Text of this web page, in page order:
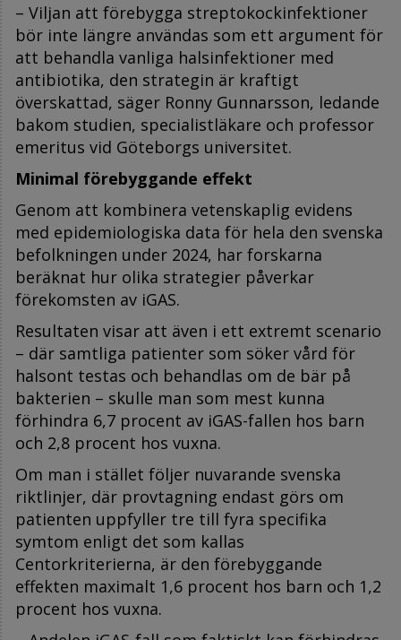
– Viljan att förebygga streptokockinfektioner
bör inte längre användas som ett argument för
att behandla vanliga halsinfektioner med
antibiotika, den strategin är kraftigt
överskattad, säger Ronny Gunnarsson, ledande
bakom studien, specialistläkare och professor
emeritus vid Göteborgs universitet.
Minimal förebyggande effekt
Genom att kombinera vetenskaplig evidens
med epidemiologiska data för hela den svenska
befolkningen under 2024, har forskarna
beräknat hur olika strategier påverkar
förekomsten av iGAS.
Resultaten visar att även i ett extremt scenario
– där samtliga patienter som söker vård för
halsont testas och behandlas om de bär på
bakterien – skulle man som mest kunna
förhindra 6,7 procent av iGAS-fallen hos barn
och 2,8 procent hos vuxna.
Om man i stället följer nuvarande svenska
riktlinjer, där provtagning endast görs om
patienten uppfyller tre till fyra specifika
symtom enligt det som kallas
Centorkriterierna, är den förebyggande
effekten maximalt 1,6 procent hos barn och 1,2
procent hos vuxna.